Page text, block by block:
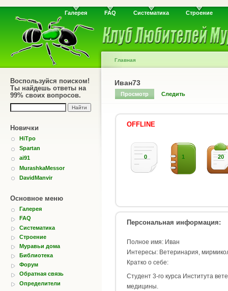
Галерея FAQ Систематика Строение
Воспользуйся поиском!
Ты найдешь ответы на
99% своих вопросов.
Новички
HiTpo
Spartan
ai91
MurashkaMessor
DavidManvir
Основное меню
Галерея
FAQ
Систематика
Строение
Муравьи дома
Библиотека
Форум
Обратная связь
Определители
Главная
Иван73
Просмотр Следить
OFFLINE
0 1 20
Персональная информация:
Полное имя: Иван
Интересы: Ветеринария,
Кратко о себе:
Студент 3-го курса Института
медицины.